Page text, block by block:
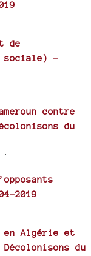
de
sociale) -
contre
du
:
2019
en Algérie et
du